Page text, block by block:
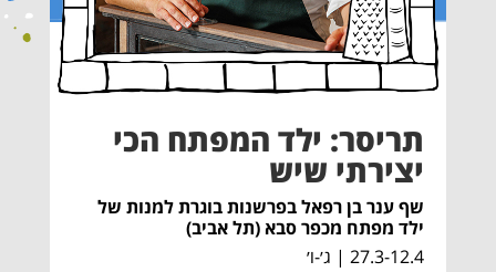
תריסר: ילד המפתח הכי
יצירתי שיש
שף ענר בן רפאל בפרשנות בוגרת למנות של
ילד מפתח מכפר סבא (תל אביב)
27.3-12.4 | ג׳-ו׳